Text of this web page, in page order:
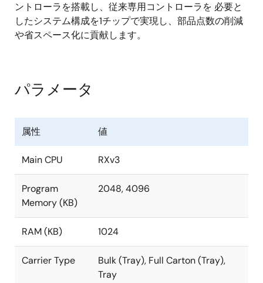
TFT-LCDコントローラと2Dグラフィックエンジン搭
載でユーザインタフェース処理を高速化
AES、TRNG、RSA 、SHA、ECC の各種暗号化エン
ジンを搭載、鍵管理、フラッシュメモリ保護機能
ントローラを搭載し、従来専用コントローラを 必要と
したシステム構成を1チップで実現し、部品点数の削減
や省スペース化に貢献します。
パラメータ
属性 値
Main CPU RXv3
Program
Memory (KB)
2048, 4096
RAM (KB) 1024
Carrier Type
Bulk (Tray), Full Carton (Tray),
Tray